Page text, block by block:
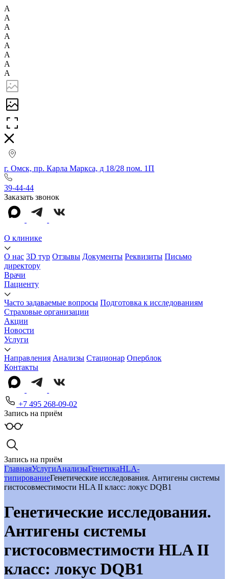
А
А
А
А
А
А
А
А
г. Омск, пр. Карла Маркса, д 18/28 пом. 1П
39-44-44
Заказать звонок
О клинике
О нас 3D тур Отзывы Документы Реквизиты Письмо
директору
Врачи
Пациенту
Часто задаваемые вопросы Подготовка к исследованиям
Страховые организации
Акции
Новости
Услуги
Направления Анализы Стационар Оперблок
Контакты
+7 495 268-09-02
Запись на приём
Запись на приём
ГлавнаяУслугиАнализыГенетикаHLA-
типированиеГенетические исследования. Антигены системы
гистосовместимости HLA II класс: локус DQB1
Генетические исследования.
Антигены системы
гистосовместимости HLA II
класс: локус DQB1